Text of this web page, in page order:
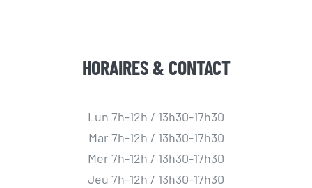
HORAIRES & CONTACT
Lun 7h-12h / 13h30-17h30
Mar 7h-12h / 13h30-17h30
Mer 7h-12h / 13h30-17h30
Jeu 7h-12h / 13h30-17h30